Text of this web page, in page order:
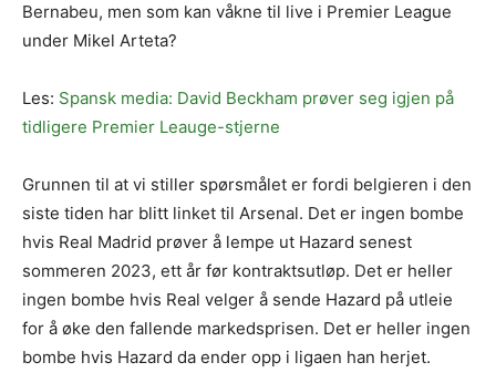
Bernabeu, men som kan våkne til live i Premier League
under Mikel Arteta?
Les: Spansk media: David Beckham prøver seg igjen på
tidligere Premier Leauge-stjerne
Grunnen til at vi stiller spørsmålet er fordi belgieren i den
siste tiden har blitt linket til Arsenal. Det er ingen bombe
hvis Real Madrid prøver å lempe ut Hazard senest
sommeren 2023, ett år før kontraktsutløp. Det er heller
ingen bombe hvis Real velger å sende Hazard på utleie
for å øke den fallende markedsprisen. Det er heller ingen
bombe hvis Hazard da ender opp i ligaen han herjet.